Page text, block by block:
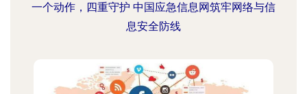
一个动作，四重守护 中国应急信息网筑牢网络与信
息安全防线